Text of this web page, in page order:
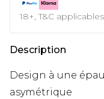
18+, T&C
Description
Design à une
asymétrique